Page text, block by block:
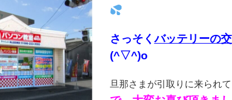
さっそくバッテリーの
(^▽^)o
旦那さまが引取りに来られ